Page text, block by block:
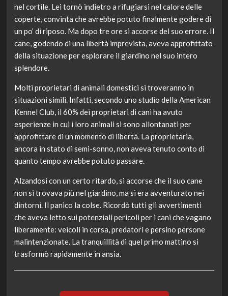
nel cortile. Lei tornò indietro a rifugiarsi nel calore delle
coperte, convinta che avrebbe potuto finalmente godere di
un po’ di riposo. Ma dopo tre ore si accorse del suo errore. Il
cane, godendo di una libertà imprevista, aveva approfittato
della situazione per esplorare il giardino nel suo intero
splendore.
Molti proprietari di animali domestici si troveranno in
situazioni simili. Infatti, secondo uno studio della American
Kennel Club, il 60% dei proprietari di cani ha avuto
esperienze in cui i loro animali si sono allontanati per
approfittare di un momento di libertà. La proprietaria,
ancora in stato di semi-sonno, non aveva tenuto conto di
quanto tempo avrebbe potuto passare.
Alzandosi con un certo ritardo, si accorse che il suo cane
non si trovava più nel giardino, ma si era avventurato nei
dintorni. Il panico la colse. Ricordò tutti gli avvertimenti
che aveva letto sui potenziali pericoli per i cani che vagano
liberamente: veicoli in corsa, predatori e persino persone
malintenzionate. La tranquillità di quel primo mattino si
trasformò rapidamente in ansia.